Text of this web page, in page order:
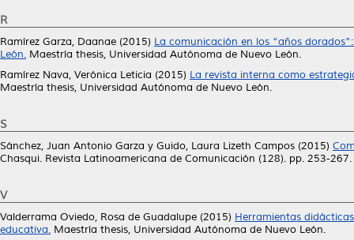
R
Ramírez Garza, Daanae (2015) La comunicación en los “años
León. Maestría thesis, Universidad Autónoma de Nuevo León.
Ramírez Nava, Verónica Leticia (2015) La revista interna como
Maestría thesis, Universidad Autónoma de Nuevo León.
S
Sánchez, Juan Antonio Garza y Guido, Laura Lizeth Campos (2015)
Chasqui. Revista Latinoamericana de Comunicación (128). pp. 253-
V
Valderrama Oviedo, Rosa de Guadalupe (2015) Herramientas
educativa. Maestría thesis, Universidad Autónoma de Nuevo León.